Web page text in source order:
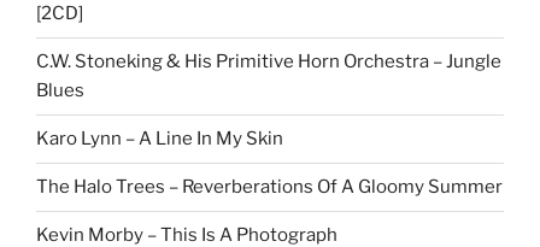
[2CD]
C.W. Stoneking & His Primitive Horn Orchestra – Jungle
Blues
Karo Lynn – A Line In My Skin
The Halo Trees – Reverberations Of A Gloomy Summer
Kevin Morby – This Is A Photograph